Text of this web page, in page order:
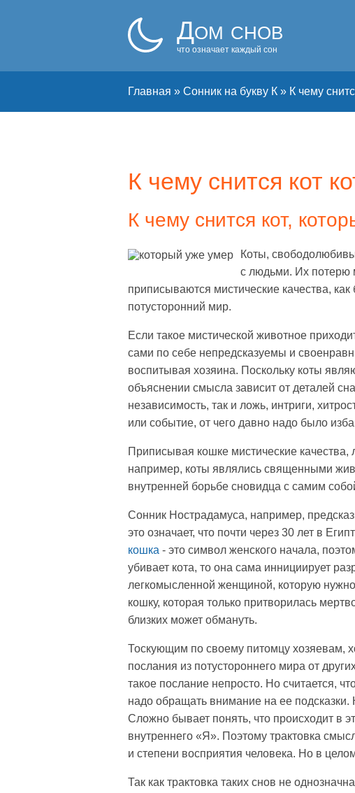
Дом снов
что означает каждый сон
Главная » Сонник на букву К » К чему
К чему снится кот
К чему снится кот,
Коты,
с людьми. Их потерю
приписываются мистические качества,
потусторонний мир.
Если такое мистической животное
сами по себе непредсказуемы и
воспитывая хозяина. Поскольку коты
объяснении смысла зависит от деталей
независимость, так и ложь, интриги,
или событие, от чего давно надо было
Приписывая кошке мистические качества,
например, коты являлись священными
внутренней борьбе сновидца с самим
Сонник Нострадамуса, например,
это означает, что почти через 30 лет в
кошка - это символ женского начала,
убивает кота, то она сама иннициирует
легкомысленной женщиной, которую нужно
кошку, которая только притворилась
близких может обмануть.
Тоскующим по своему питомцу хозяевам,
послания из потустороннего мира от
такое послание непросто. Но считается,
надо обращать внимание на ее
Сложно бывает понять, что происходит в
внутреннего «Я». Поэтому трактовка
и степени восприятия человека. Но в
Так как трактовка таких снов не